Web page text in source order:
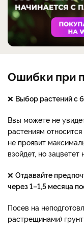
Ошибки при
❌ Выбор растений с
Ввы можете не
растениям
не проявит
взойдет, но
❌ Отдавайте
через 1–1,5 месяца
Посев на
растрещинами) грунт